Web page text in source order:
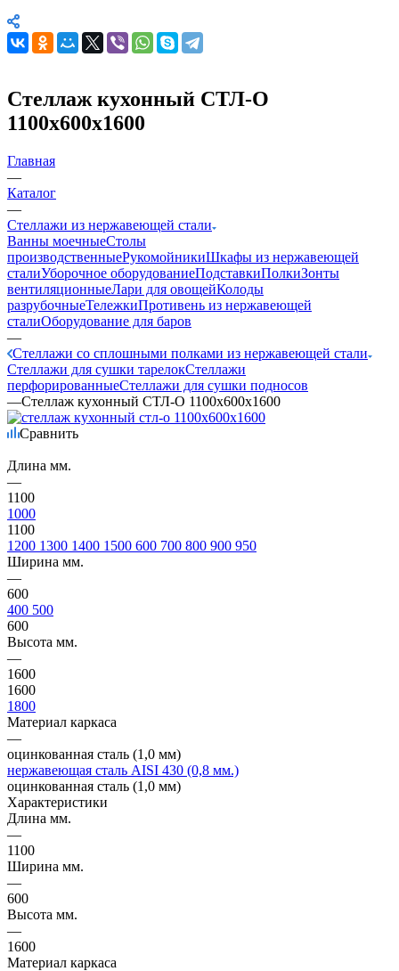
Стеллаж кухонный СТЛ-О
1100х600х1600
Главная
—
Каталог
—
Стеллажи из нержавеющей стали
Ванны моечныеСтолы
производственныеРукомойникиШкафы из нержавеющей
сталиУборочное оборудованиеПодставкиПолкиЗонты
вентиляционныеЛари для овощейКолоды
разрубочныеТележкиПротивень из нержавеющей
сталиОборудование для баров
—
Стеллажи со сплошными полками из нержавеющей стали
Стеллажи для сушки тарелокСтеллажи
перфорированныеСтеллажи для сушки подносов
—Стеллаж кухонный СТЛ-О 1100х600х1600
Сравнить
Длина мм.
—
1100
1000
1100
1200 1300 1400 1500 600 700 800 900 950
Ширина мм.
—
600
400 500
600
Высота мм.
—
1600
1600
1800
Материал каркаса
—
оцинкованная сталь (1,0 мм)
нержавеющая сталь AISI 430 (0,8 мм.)
оцинкованная сталь (1,0 мм)
Характеристики
Длина мм.
—
1100
Ширина мм.
—
600
Высота мм.
—
1600
Материал каркаса